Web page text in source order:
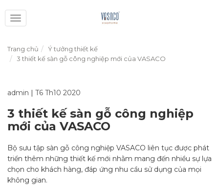
Toggle
navigation
Trang chủ
Ý tưởng thiết kế
3 thiết kế sàn gỗ công nghiệp mới của VASACO
admin | T6 Th10 2020
3 thiết kế sàn gỗ công nghiệp
mới của VASACO
Bộ sưu tập sàn gỗ công nghiệp VASACO liên tục được phát
triển thêm những thiết kế mới nhằm mang đến nhiều sự lựa
chọn cho khách hàng, đáp ứng nhu cầu sử dụng của mọi
không gian.